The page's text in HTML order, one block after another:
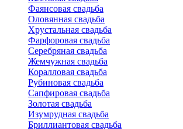
Фаянсовая свадьба
Оловянная свадьба
Хрустальная свадьба
Фарфоровая свадьба
Серебряная свадьба
Жемчужная свадьба
Коралловая свадьба
Рубиновая свадьба
Сапфировая свадьба
Золотая свадьба
Изумрудная свадьба
Бриллиантовая свадьба